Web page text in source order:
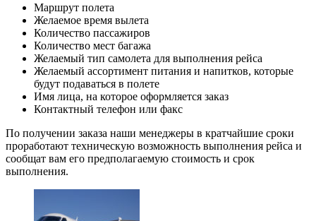
Маршрут полета
Желаемое время вылета
Количество пассажиров
Количество мест багажа
Желаемый тип самолета для выполнения рейса
Желаемый ассортимент питания и напитков, которые
будут подаваться в полете
Имя лица, на которое оформляется заказ
Контактный телефон или факс
По получении заказа наши менеджеры в кратчайшие сроки
проработают техническую возможность выполнения рейса и
сообщат вам его предполагаемую стоимость и срок
выполнения.